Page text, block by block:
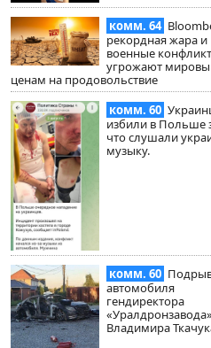
комм. 64
рекордная жара и
военные
угрожают
ценам на продовольствие
комм. 60
избили в Польше
что слушали
музыку.
комм. 60
автомобиля
гендиректора
«Уралдронзавода»
Владимира